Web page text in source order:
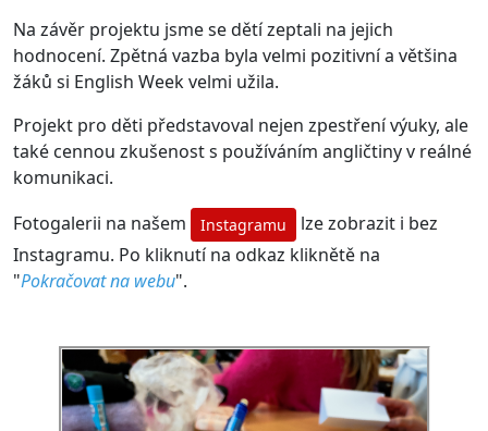
Na závěr projektu jsme se dětí zeptali na jejich
hodnocení. Zpětná vazba byla velmi pozitivní a většina
žáků si English Week velmi užila.
Projekt pro děti představoval nejen zpestření výuky, ale
také cennou zkušenost s používáním angličtiny v reálné
komunikaci.
Fotogalerii na našem
Instagramu
lze zobrazit i bez
Instagramu. Po kliknutí na odkaz kliknětě na
"Pokračovat na webu".